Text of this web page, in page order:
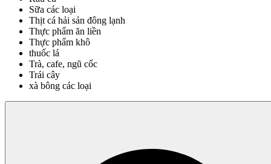
Sữa các loại
Thịt cá hải sản đông lạnh
Thực phẩm ăn liền
Thực phẩm khô
thuốc lá
Trà, cafe, ngũ cốc
Trái cây
xà bông các loại